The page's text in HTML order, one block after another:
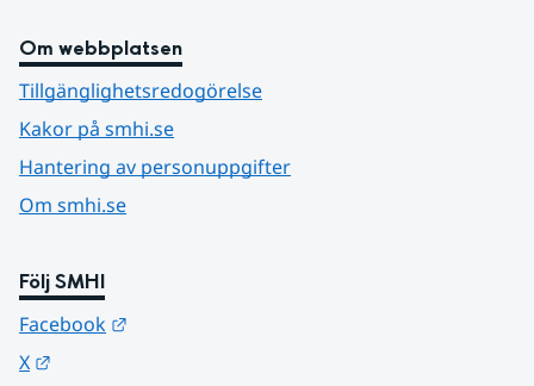
Om webbplatsen
Tillgänglighetsredogörelse
Kakor på smhi.se
Hantering av personuppgifter
Om smhi.se
Följ SMHI
Facebook
X